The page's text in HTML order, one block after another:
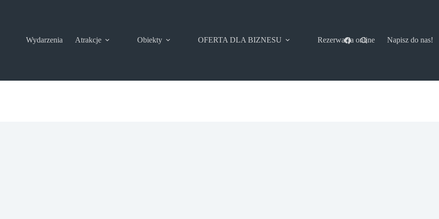
Wydarzenia Atrakcje Obiekty OFERTA DLA BIZNESU Rezerwacja online Napisz do nas!